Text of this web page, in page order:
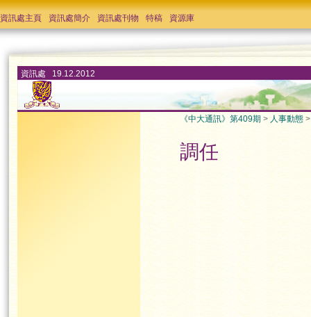
資訊處主頁 資訊處簡介 資訊處刊物 特稿 資源庫
資訊處 19.12.2012
《中大通訊》第409期 > 人事動態
調任